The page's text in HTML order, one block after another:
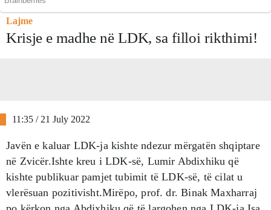
Lajme
Krisje e madhe në LDK, sa filloi rikthimi!
11:35 / 21 July 2022
Javën e kaluar LDK-ja kishte ndezur mërgatën shqiptare
në Zvicër.Ishte kreu i LDK-së, Lumir Abdixhiku që
kishte publikuar pamjet tubimit të LDK-së, të cilat u
vlerësuan pozitivisht.Mirëpo, prof. dr. Binak Maxharraj